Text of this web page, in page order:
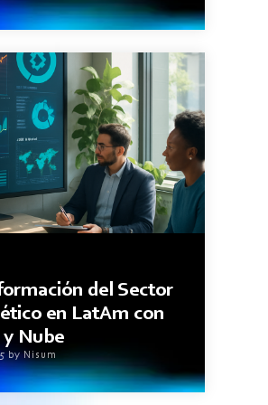
del Sector
en LatAm con
Nube
by Nisum